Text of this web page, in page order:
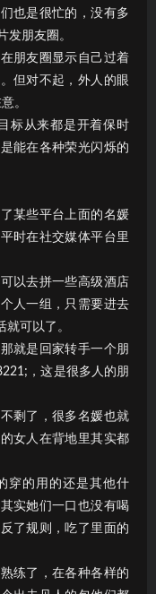
也是很忙的，没有多
发朋友圈。
朋友圈显示自己过着
但对不起，外人的眼
。
标从来都是开着保时
能在各种荣光闪烁的
某些平台上面的名媛
时在社交媒体平台里
以去拼一些高级酒店
人一组，只需要进去
可以了。
就是回家转手一个朋
，这是很多人的朋
剩了，很多名媛也就
女人在背地里其实都
穿的用的还是其他什
实她们一口也没有喝
了规则，吃了里面的
练了，在各种各样的